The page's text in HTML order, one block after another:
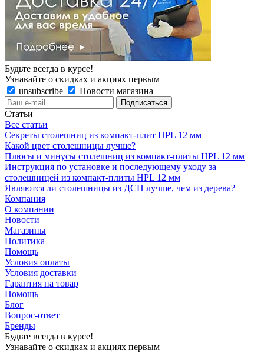
Будьте всегда в курсе!
Узнавайте о скидках и акциях первым
unsubscribe
Новости магазина
Статьи
Все статьи
Секреты столешниц из компакт-плит HPL 12 мм
Какой цвет столешницы лучше?
Плюсы и минусы столешниц из компакт-плиты HPL 12 мм
Инструкция по установке и последующему уходу за
столешницей из компакт-плиты HPL 12 мм
Являются ли столешницы из ДСП лучше, чем из дерева?
Компания
О компании
Новости
Магазины
Политика
Помощь
Условия оплаты
Условия доставки
Гарантия на товар
Помощь
Блог
Вопрос-ответ
Бренды
Будьте всегда в курсе!
Узнавайте о скидках и акциях первым